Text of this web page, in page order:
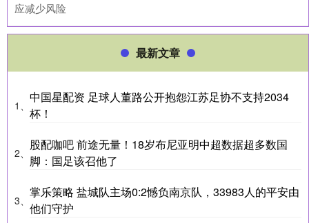
应减少风险
最新文章
1、
中国星配资 足球人董路公开抱怨江苏足协不支持2034
杯！
2、
股配咖吧 前途无量！18岁布尼亚明中超数据超多数国
脚：国足该召他了
3、
掌乐策略 盐城队主场0:2憾负南京队，33983人的平安由
他们守护